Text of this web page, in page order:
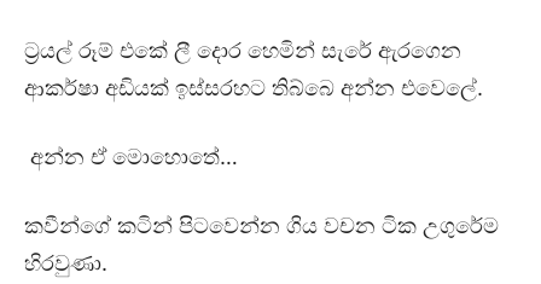
ට්‍රයල් රූම් එකේ ලී දොර හෙමින් සැරේ ඇරගෙන
ආකර්ෂා අඩියක් ඉස්සරහට තිබ්බෙ අන්න එවෙලේ.
අන්න ඒ මොහොතේ…
කවීන්ගේ කටින් පිටවෙන්න ගිය වචන ටික උගුරේම
හිරවුණා.